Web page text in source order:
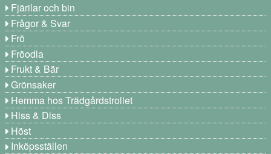
Fjärilar och bin
Frågor & Svar
Frö
Fröodla
Frukt & Bär
Grönsaker
Hemma hos Trädgårdstrollet
Hiss & Diss
Höst
Inköpsställen